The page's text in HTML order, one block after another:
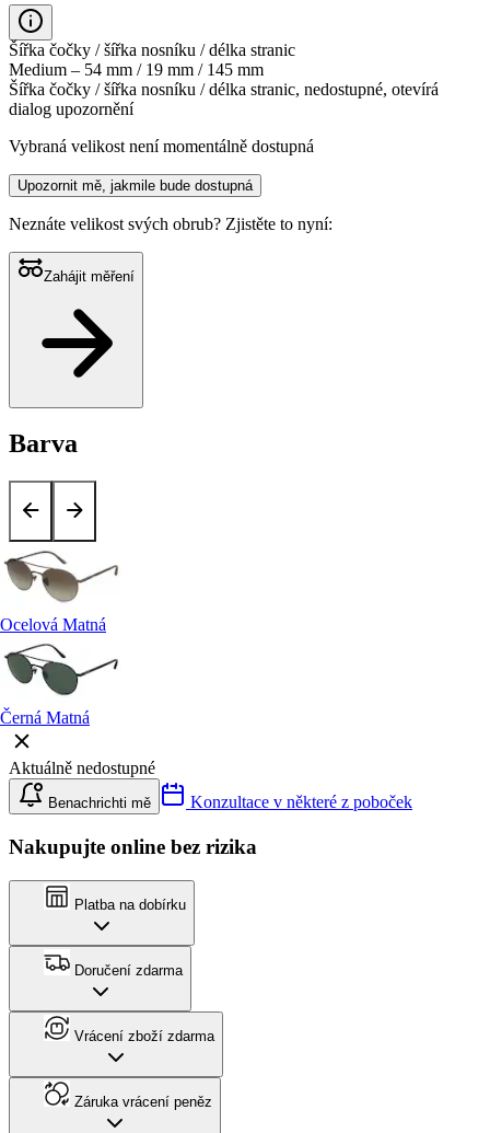
Šířka čočky / šířka nosníku / délka stranic
Medium – 54 mm / 19 mm / 145 mm
Šířka čočky / šířka nosníku / délka stranic, nedostupné, otevírá
dialog upozornění
Vybraná velikost není momentálně dostupná
Upozornit mě, jakmile bude dostupná
Neznáte velikost svých obrub? Zjistěte to nyní:
Zahájit měření
Barva
Ocelová Matná
Černá Matná
Aktuálně nedostupné
Benachrichti mě Konzultace v některé z poboček
Nakupujte online bez rizika
Platba na dobírku
Doručení zdarma
Vrácení zboží zdarma
Záruka vrácení peněz